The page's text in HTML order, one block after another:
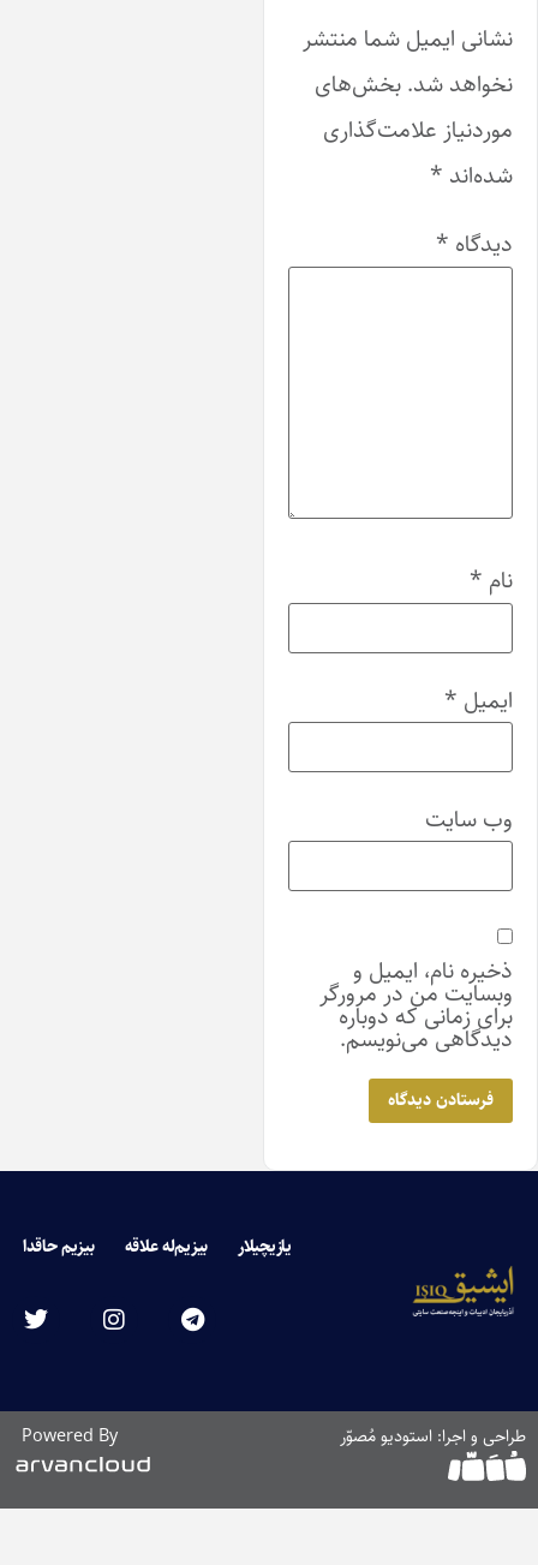
ایمیل شما منتشر
شد. بخش‌های
علامت‌گذاری
*
*
*
سایت
نام، ایمیل و
من در مرورگر
زمانی که دوباره
می‌نویسم.
یازیچیلار بیزیم‌له علاقه بیزیم حاقدا
و اجرا: استودیو مُصوّر Powered By